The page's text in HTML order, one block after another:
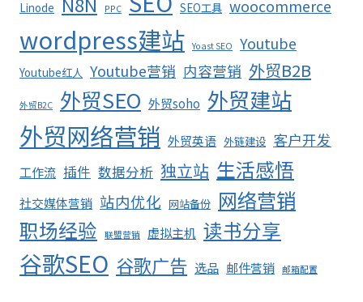
Linode PPC SEO工具 woocommerce
wordpress建站 Yoast SEO Youtube
Youtube红人 Youtube营销 内容营销 外贸B2B
外贸B2C 外贸SEO 外贸soho 外贸建站
外贸网络营销 外贸英语 外链建设 客户开发
工作流 插件 数据分析 独立站 生活感悟
社交媒体营销 站内优化 网站备份 网络营销
职场经验 联盟营销 虚拟主机 读书分享
谷歌SEO 谷歌广告 选品 邮件营销 邮箱配置